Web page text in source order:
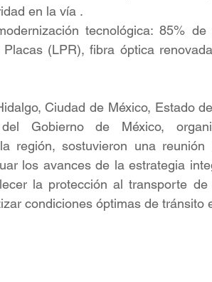
en la vía .
tecnológica: 85%
Placas (LPR), fibra óptica
Ciudad de México, Estado
del Gobierno de México,
región, sostuvieron una
los avances de la estrategia
la protección al transporte
condiciones óptimas de tránsito